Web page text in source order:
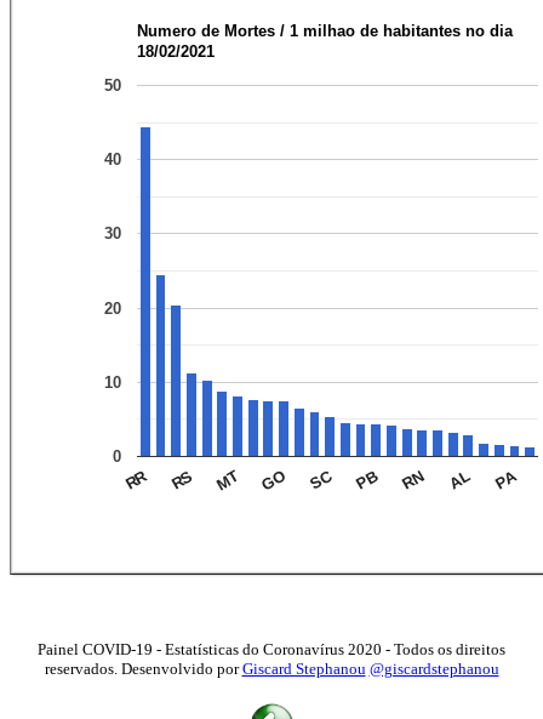
Numero de Mortes / 1 milhao de habitantes no dia
18/02/2021
RR RS MT GO SC PB RN AL PA
0
10
20
30
40
50
Painel COVID-19 - Estatísticas do Coronavírus 2020 - Todos os direitos
reservados. Desenvolvido porGiscard Stephanou @giscardstephanou